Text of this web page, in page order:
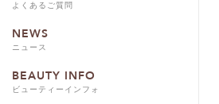
よくあるご質問
NEWS
ニュース
BEAUTY INFO
ビューティーインフォ